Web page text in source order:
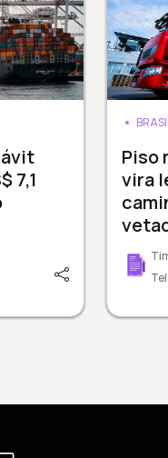
7,1
Piso
vira